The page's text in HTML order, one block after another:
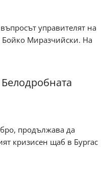
управителят на
Бойко Миразчийски. На
продължава да
кризисен щаб в Бургас